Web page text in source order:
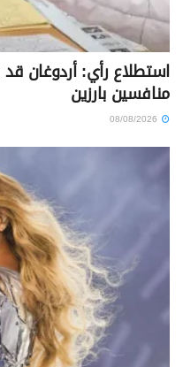
استطلاع رأي: أردوغان قد
منافسين بارزين